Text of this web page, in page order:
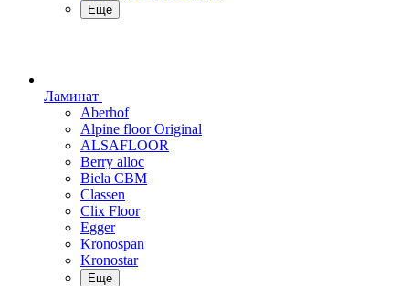
Еще
Ламинат
Aberhof
Alpine floor Original
ALSAFLOOR
Berry alloc
Biela CBM
Classen
Clix Floor
Egger
Kronospan
Kronostar
Еще